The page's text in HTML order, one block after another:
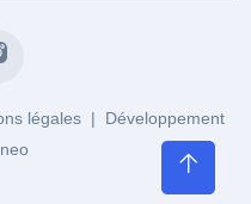
légales | Développement